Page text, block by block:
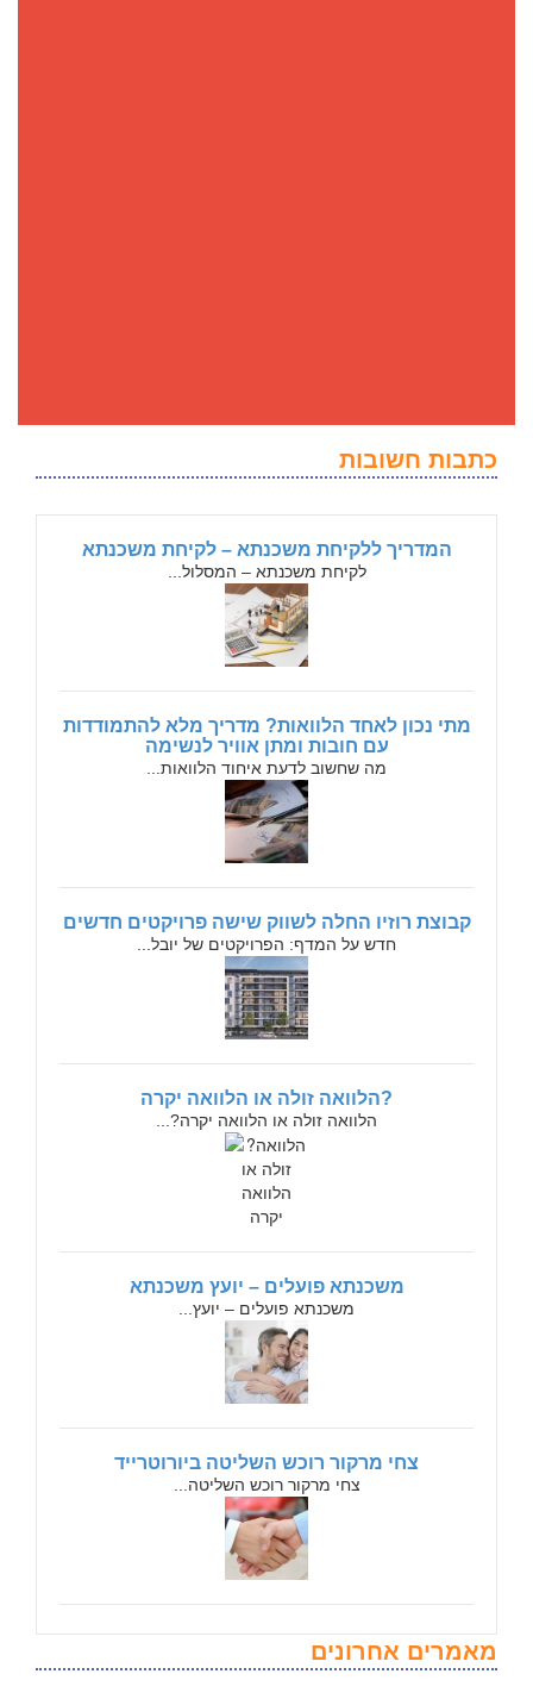
כתבות חשובות
המדריך ללקיחת משכנתא – לקיחת משכנתא
לקיחת משכנתא – המסלול...
מתי נכון לאחד הלוואות? מדריך מלא להתמודדות
עם חובות ומתן אוויר לנשימה
מה שחשוב לדעת איחוד הלוואות...
קבוצת רוזיו החלה לשווק שישה פרויקטים חדשים
חדש על המדף: הפרויקטים של יובל...
?הלוואה זולה או הלוואה יקרה
הלוואה זולה או הלוואה יקרה?...
משכנתא פועלים – יועץ משכנתא
משכנתא פועלים – יועץ...
צחי מרקור רוכש השליטה ביורוטרייד
צחי מרקור רוכש השליטה...
מאמרים אחרונים